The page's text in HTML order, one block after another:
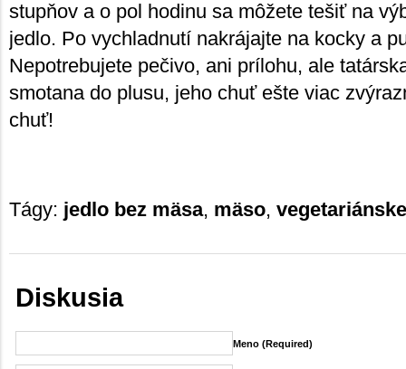
stupňov a o pol hodinu sa môžete tešiť na
jedlo. Po vychladnutí nakrájajte na kocky a
Nepotrebujete pečivo, ani prílohu, ale
smotana do plusu, jeho chuť ešte viac
chuť!
Tágy: jedlo bez mäsa, mäso,
Diskusia
Meno (required)